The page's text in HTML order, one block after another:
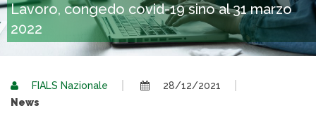
Lavoro, congedo covid-19 sino al 31 marzo
2022
FIALS Nazionale
28/12/2021
News